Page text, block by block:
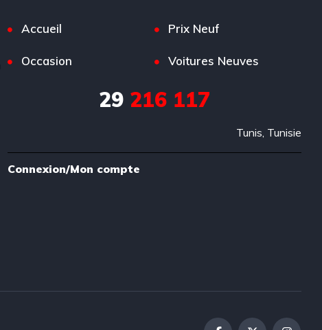
Accueil Prix Neuf
Occasion Voitures Neuves
29216 117
Tunis, Tunisie
Connexion/Mon compte